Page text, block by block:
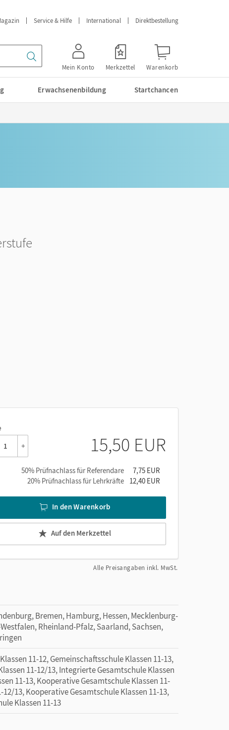
Service & Hilfe International Direktbestellung
Mein Konto Merkzettel Warenkorb
Erwachsenenbildung Startchancen
+ 15,50 EUR
50% Prüfnachlass für Referendare
7,75 EUR
20% Prüfnachlass für Lehrkräfte
12,40 EUR
In den Warenkorb
Auf den Merkzettel
Alle Preisangaben inkl. MwSt.
Bremen, Hamburg, Hessen, Mecklenburg-
Rheinland-Pfalz, Saarland, Sachsen,
11-12, Gemeinschaftsschule Klassen 11-13,
11-12/13, Integrierte Gesamtschule Klassen
11-13, Kooperative Gesamtschule Klassen 11-
13, Kooperative Gesamtschule Klassen 11-13,
Klassen 11-13